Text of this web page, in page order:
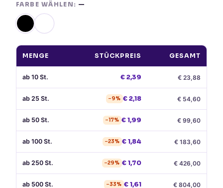
FARBE WÄHLEN: —
MENGE STÜCKPREIS GESAMT
ab 10 St. €2,39 € 23,88
ab 25 St. −9% €2,18 € 54,60
ab 50 St. −17% €1,99 € 99,60
ab 100 St. −23% €1,84 € 183,60
ab 250 St. −29% €1,70 € 426,00
ab 500 St. −33% €1,61 € 804,00